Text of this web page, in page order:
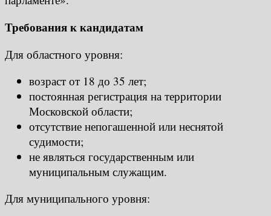
Требования к кандидатам
Для областного уровня:
возраст от 18 до 35 лет;
постоянная регистрация на территории
Московской области;
отсутствие непогашенной или неснятой
судимости;
не являться государственным или
муниципальным служащим.
Для муниципального уровня: